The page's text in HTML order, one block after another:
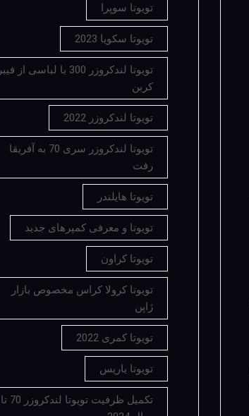
تویوتا سوپرا
تویوتا سکویا 2023
تویوتا لندکروزر 300 با لباسی از فیبر
کربن
تویوتا لندکروزر 2022
تویوتا لندکروزر سری 70 به آفریقا
رفت
تویوتا هایلندر
تویوتا و معرفی کمپرهای جدید
تویوتا کراون
تویوتا کرولا کراس مخصوص بازار
ژاپن
تویوتا کمری 2022
تویوتا یاریس
تکمیل ظرفیت تویوتا لندکروزر 70 تا